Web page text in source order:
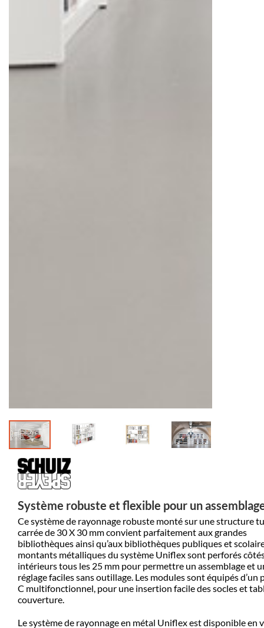
Système robuste et flexible pour un
Ce système de rayonnage robuste monté sur une structure
carrée de 30 X 30 mm convient parfaitement aux grandes
bibliothèques ainsi qu’aux bibliothèques publiques et
montants métalliques du système Uniflex sont perforés
intérieurs tous les 25 mm pour permettre un assemblage et
réglage faciles sans outillage. Les modules sont équipés d’un
C multifonctionnel, pour une insertion facile des socles et
couverture.
Le système de rayonnage en métal Uniflex est disponible en